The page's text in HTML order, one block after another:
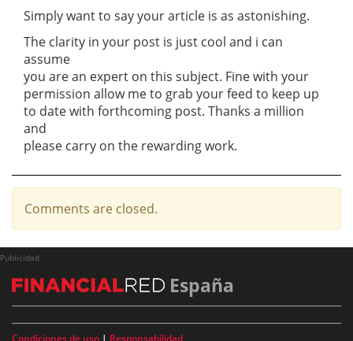
Simply want to say your article is as astonishing.
The clarity in your post is just cool and i can
assume
you are an expert on this subject. Fine with your
permission allow me to grab your feed to keep up
to date with forthcoming post. Thanks a million
and
please carry on the rewarding work.
Comments are closed.
Publicidad
España
Condiciones de uso | Responsabilidad